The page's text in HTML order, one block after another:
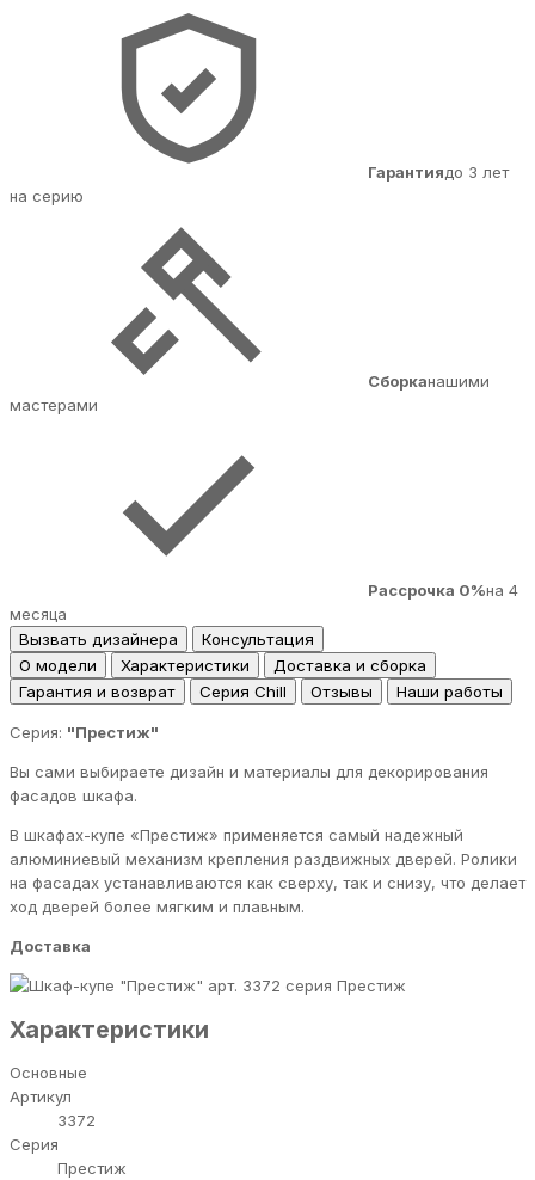
Гарантиядо 3 лет
на серию
Сборканашими
мастерами
Рассрочка 0%на 4
месяца
Вызвать дизайнера
Консультация
О модели
Характеристики
Доставка и сборка
Гарантия и возврат
Серия Chill Отзывы Наши работы
Серия: "Престиж"
Вы сами выбираете дизайн и материалы для декорирования
фасадов шкафа.
В шкафах-купе «Престиж» применяется самый надежный
алюминиевый механизм крепления раздвижных дверей. Ролики
на фасадах устанавливаются как сверху, так и снизу, что делает
ход дверей более мягким и плавным.
Доставка
серия Престиж
Характеристики
Основные
Артикул
3372
Серия
Престиж